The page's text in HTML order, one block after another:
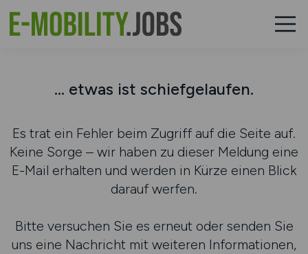
... etwas ist schiefgelaufen.
Es trat ein Fehler beim Zugriff auf die Seite auf.
Keine Sorge – wir haben zu dieser Meldung eine
E-Mail erhalten und werden in Kürze einen Blick
darauf werfen.
Bitte versuchen Sie es erneut oder senden Sie
uns eine Nachricht mit weiteren Informationen,